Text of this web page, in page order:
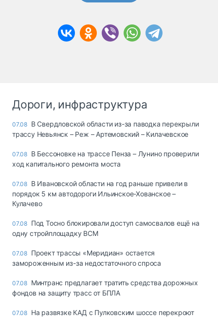
Дороги, инфраструктура
07.08 В Свердловской области из-за паводка перекрыли
трассу Невьянск – Реж – Артемовский – Килачевское
07.08 В Бессоновке на трассе Пенза – Лунино проверили
ход капитального ремонта моста
07.08 В Ивановской области на год раньше привели в
порядок 5 км автодороги Ильинское-Хованское –
Кулачево
07.08 Под Тосно блокировали доступ самосвалов ещё на
одну стройплощадку ВСМ
07.08 Проект трассы «Меридиан» остается
замороженным из-за недостаточного спроса
07.08 Минтранс предлагает тратить средства дорожных
фондов на защиту трасс от БПЛА
07.08 На развязке КАД с Пулковским шоссе перекроют